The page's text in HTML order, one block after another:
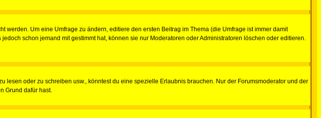
Um eine Umfrage zu ändern, editiere den ersten Beitrag im Thema (die Umfrage ist immer damit
schon jemand mit gestimmt hat, können sie nur Moderatoren oder Administratoren löschen oder editieren.
oder zu schreiben usw., könntest du eine spezielle Erlaubnis brauchen. Nur der Forumsmoderator und der
Grund dafür hast.